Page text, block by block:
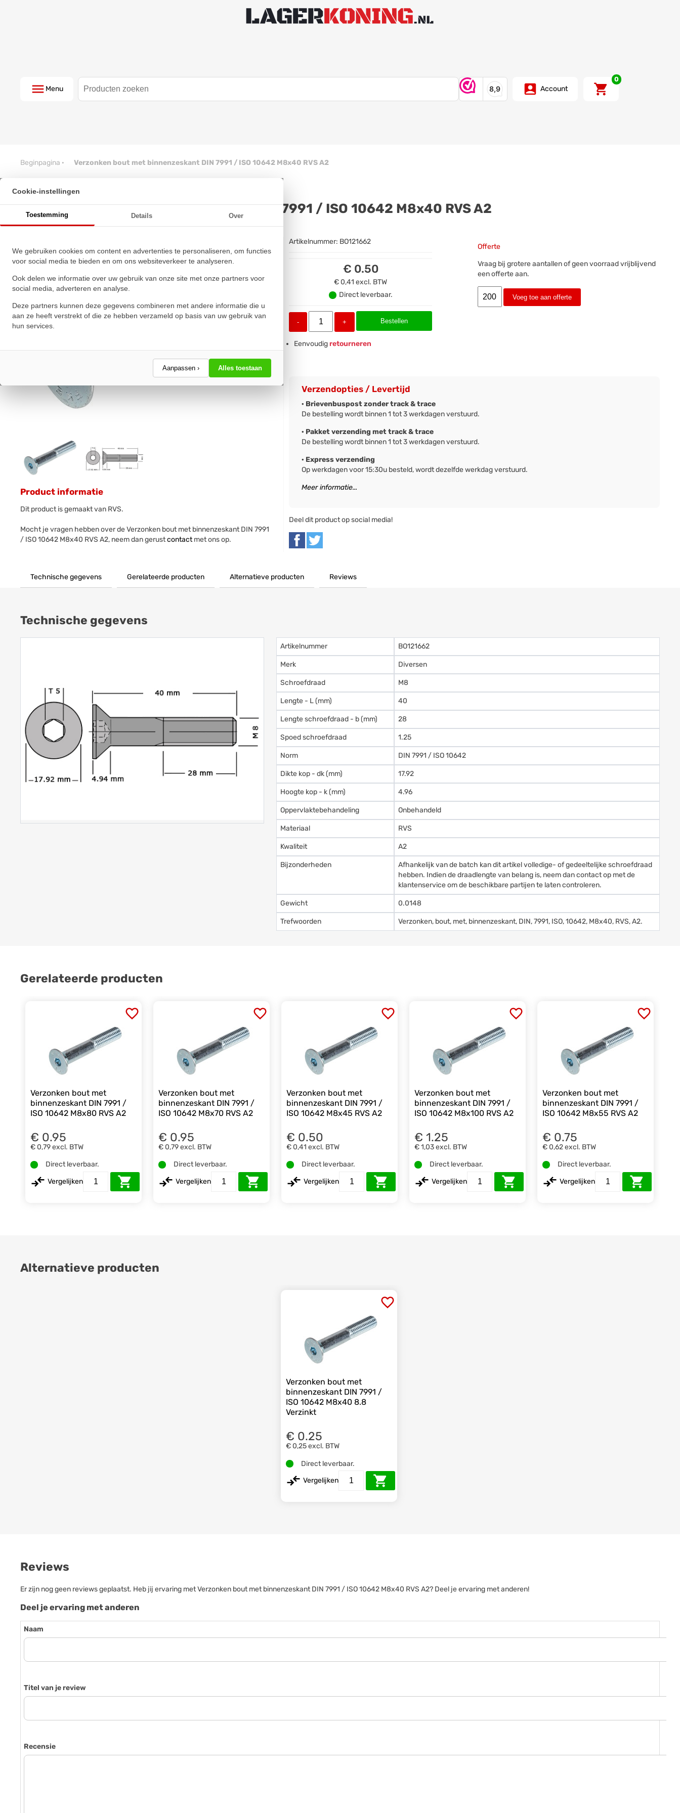
Menu Account
0
Beginpagina · Verzonken bout met binnenzeskant DIN 7991 / ISO 10642 M8x40 RVS A2
Cookie-instellingen
Toestemming Details Over
We gebruiken cookies om content en advertenties te personaliseren, om functies
voor social media te bieden en om ons websiteverkeer te analyseren.
Ook delen we informatie over uw gebruik van onze site met onze partners voor
social media, adverteren en analyse.
Deze partners kunnen deze gegevens combineren met andere informatie die u
aan ze heeft verstrekt of die ze hebben verzameld op basis van uw gebruik van
hun services.
Aanpassen › Alles toestaan
Verzonken bout met binnenzeskant DIN 7991 / ISO 10642 M8x40 RVS A2
★★★★★
★★★★★
Product informatie
Dit product is gemaakt van RVS.
Mocht je vragen hebben over de Verzonken bout met binnenzeskant DIN 7991
/ ISO 10642 M8x40 RVS A2, neem dan gerustcontactmet ons op.
Artikelnummer: BO121662
€ 0.50
€ 0,41 excl. BTW
Direct leverbaar.
- + Bestellen
Eenvoudigretourneren
Offerte
Vraag bij grotere aantallen of geen voorraad vrijblijvend
een offerte aan.
Voeg toe aan offerte
Verzendopties / Levertijd
· Brievenbuspost zonder track & trace
De bestelling wordt binnen 1 tot 3 werkdagen verstuurd.
· Pakket verzending met track & trace
De bestelling wordt binnen 1 tot 3 werkdagen verstuurd.
· Express verzending
Op werkdagen voor 15:30u besteld, wordt dezelfde werkdag verstuurd.
Meer informatie...
Deel dit product op social media!
Technische gegevens Gerelateerde producten Alternatieve producten Reviews
Technische gegevens
Artikelnummer BO121662
Merk Diversen
Schroefdraad M8
Lengte - L (mm) 40
Lengte schroefdraad - b (mm) 28
Spoed schroefdraad 1.25
Norm DIN 7991 / ISO 10642
Dikte kop - dk (mm) 17.92
Hoogte kop - k (mm) 4.96
Oppervlaktebehandeling Onbehandeld
Materiaal RVS
Kwaliteit A2
Bijzonderheden
Afhankelijk van de batch kan dit artikel volledige- of gedeeltelijke schroefdraad
hebben. Indien de draadlengte van belang is, neem dan contact op met de
klantenservice om de beschikbare partijen te laten controleren.
Gewicht 0.0148
Trefwoorden Verzonken, bout, met, binnenzeskant, DIN, 7991, ISO, 10642, M8x40, RVS, A2.
Gerelateerde producten
Verzonken bout met
binnenzeskant DIN 7991 /
ISO 10642 M8x80 RVS A2
€ 0.95
€ 0,79excl. BTW
Direct leverbaar.
Vergelijken
Verzonken bout met
binnenzeskant DIN 7991 /
ISO 10642 M8x70 RVS A2
€ 0.95
€ 0,79excl. BTW
Direct leverbaar.
Vergelijken
Verzonken bout met
binnenzeskant DIN 7991 /
ISO 10642 M8x45 RVS A2
€ 0.50
€ 0,41 excl. BTW
Direct leverbaar.
Vergelijken
Verzonken bout met
binnenzeskant DIN 7991 /
ISO 10642 M8x100 RVS A2
€ 1.25
€ 1,03excl. BTW
Direct leverbaar.
Vergelijken
Verzonken bout met
binnenzeskant DIN 7991 /
ISO 10642 M8x55 RVS A2
€ 0.75
€ 0,62excl. BTW
Direct leverbaar.
Vergelijken
Alternatieve producten
Verzonken bout met
binnenzeskant DIN 7991 /
ISO 10642 M8x40 8.8
Verzinkt
€ 0.25
€ 0,25 excl. BTW
Direct leverbaar.
Vergelijken
Reviews
Er zijn nog geen reviews geplaatst. Heb jij ervaring met Verzonken bout met binnenzeskant DIN 7991 / ISO 10642 M8x40 RVS A2? Deel je ervaring met anderen!
Deel je ervaring met anderen
Naam
Titel van je review
Recensie